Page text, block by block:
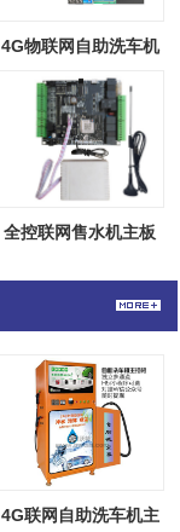
4G物联网自助洗车机
主板（触摸屏...
全控联网售水机主板
4G联网自助洗车机主